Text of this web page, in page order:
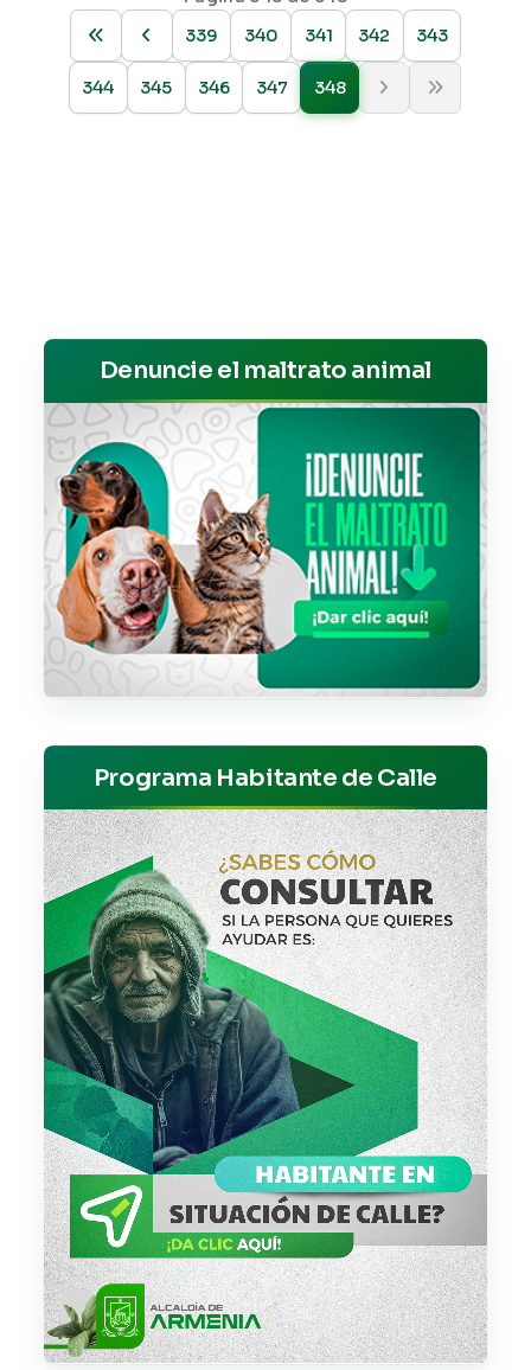
339
340 341 342 343
344 345 346 347 348
Denuncie el maltrato animal
Programa Habitante de Calle